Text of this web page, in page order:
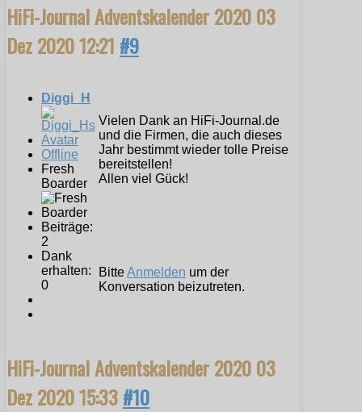
HiFi-Journal Adventskalender 202003
Dez 2020 12:21 #9
Diggi_H
Offline
Fresh
Boarder
Beiträge:
2
Dank
erhalten:
0
Vielen Dank an HiFi-Journal.de
und die Firmen, die auch dieses
Jahr bestimmt wieder tolle Preise
bereitstellen!
Allen viel Gück!
BitteAnmelden um der
Konversation beizutreten.
HiFi-Journal Adventskalender 202003
Dez 2020 15:33#10